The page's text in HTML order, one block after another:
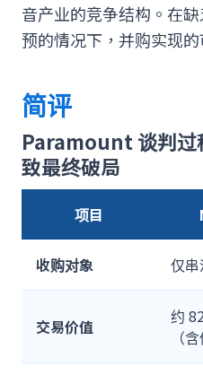
音产业的竞争结构。在
预的情况下，并购实现
简评
Paramount 谈判过
致最终破局
项目
收购对象 仅串
交易价值
约
（